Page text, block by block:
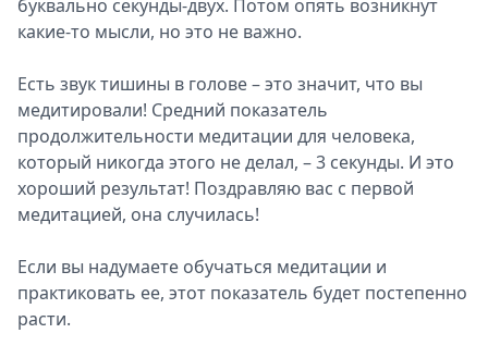
буквально секунды-двух. Потом опять возникнут
какие-то мысли, но это не важно.
Есть звук тишины в голове – это значит, что вы
медитировали! Средний показатель
продолжительности медитации для человека,
который никогда этого не делал, – 3 секунды. И это
хороший результат! Поздравляю вас с первой
медитацией, она случилась!
Если вы надумаете обучаться медитации и
практиковать ее, этот показатель будет постепенно
расти.